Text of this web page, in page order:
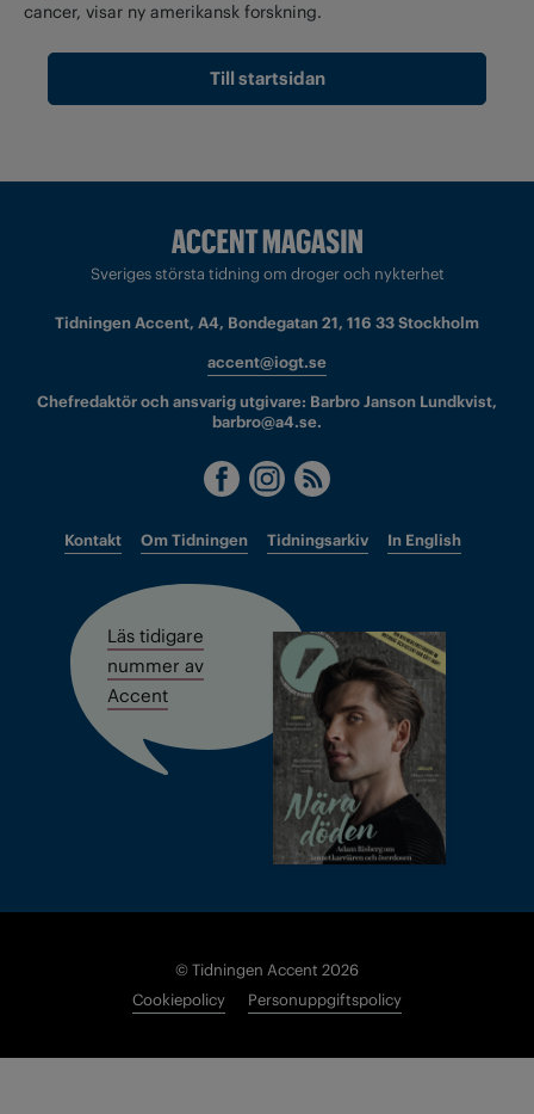
cancer, visar ny amerikansk forskning.
Till startsidan
Sveriges största tidning om droger och nykterhet
Tidningen Accent, A4, Bondegatan 21, 116 33 Stockholm
accent@iogt.se
Chefredaktör och ansvarig utgivare: Barbro Janson Lundkvist,
barbro@a4.se.
Kontakt Om Tidningen Tidningsarkiv In English
Läs tidigare
nummer av
Accent
© Tidningen Accent 2026
Cookiepolicy
Personuppgiftspolicy